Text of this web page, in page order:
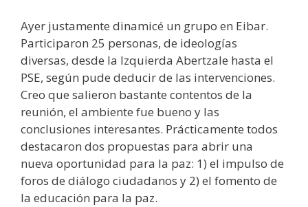
Ayer justamente dinamicé un grupo en Eibar.
Participaron 25 personas, de ideologías
diversas, desde la Izquierda Abertzale hasta el
PSE, según pude deducir de las intervenciones.
Creo que salieron bastante contentos de la
reunión, el ambiente fue bueno y las
conclusiones interesantes. Prácticamente todos
destacaron dos propuestas para abrir una
nueva oportunidad para la paz: 1) el impulso de
foros de diálogo ciudadanos y 2) el fomento de
la educación para la paz.